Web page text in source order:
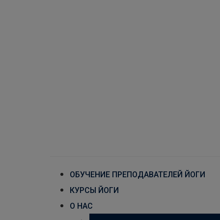
ОБУЧЕНИЕ ПРЕПОДАВАТЕЛЕЙ ЙОГИ
КУРСЫ ЙОГИ
О НАС